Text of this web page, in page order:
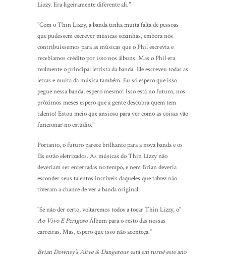
Lizzy. Era ligeiramente diferente ali."
"Com o Thin Lizzy, a banda tinha muita falta de pessoas
que pudessem escrever músicas sozinhas, embora nós
contribuíssemos para as músicas que o Phil escrevia e
recebíamos crédito por isso nos álbuns. Mas o Phil era
realmente o principal letrista da banda. Ele escreveu todas as
letras e muita da música também. Eu só espero que isso
pegue nessa banda, espero mesmo! Isso está no futuro, nos
próximos meses espero que a gente descubra quem tem
talento! Estou meio que ansioso para ver como as coisas vão
funcionar no estúdio."
Portanto, o futuro parece brilhante para a nova banda e os
fãs estão eletrizados. As músicas do Thin Lizzy não
deveriam ser enterradas no tempo, e nem Brian deveria
esconder seus talentos incríveis daqueles que talvez não
tiveram a chance de ver a banda original.
"Se não der certo, voltaremos todos a tocar Thin Lizzy, o"
Ao Vivo E PerigosoÁlbum para o resto das nossas
carreiras. Mas, espero que isso não aconteça.”
Brian Downey’s Alive & Dangerous está em turnê este ano